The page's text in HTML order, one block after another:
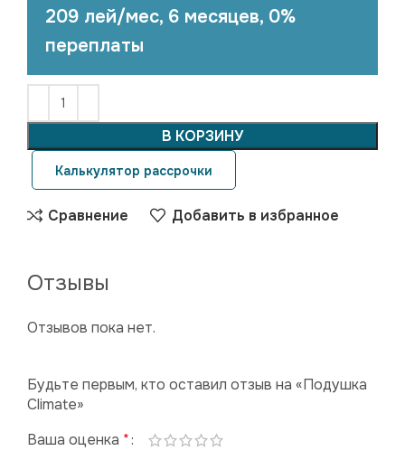
209 лей/мес, 6 месяцев, 0%
переплаты
В КОРЗИНУ
Калькулятор рассрочки
Сравнение Добавить в избранное
Отзывы
Отзывов пока нет.
Будьте первым, кто оставил отзыв на «Подушка
Climate»
Ваша оценка *